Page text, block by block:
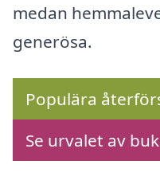
medan
generösa.
Populära
Se urvalet av